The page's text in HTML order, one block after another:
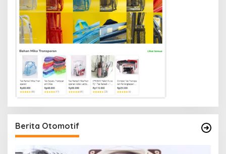
Berita Otomotif